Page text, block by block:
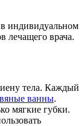
индивидуальном
лечащего врача.
тела. Каждый
ванны.
мягкие губки.